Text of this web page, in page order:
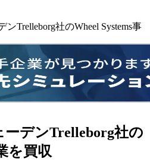
Trelleborg社のWheel Systems事
デンTrelleborg社の
を買収